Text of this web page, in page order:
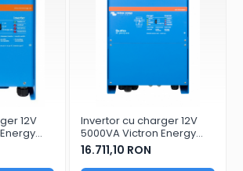
12V
Invertor cu charger 12V
5000VA Victron Energy
Quattro 12/5000/220-
100/100
16.711,10 RON